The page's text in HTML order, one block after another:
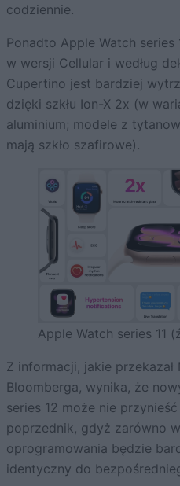
codziennie.
Ponadto Apple Watch series
w wersji Cellular i według
Cupertino jest bardziej
dzięki szkłu Ion-X 2x (w
aluminium; modele z
mają szkło szafirowe).
Apple Watch series 11
Z informacji, jakie przekazał
Bloomberga, wynika, że
series 12 może nie
poprzednik, gdyż zarówno
oprogramowania będzie
identyczny do